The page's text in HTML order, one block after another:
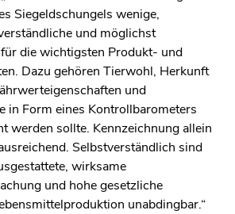
Siegeldschungels wenige,
und möglichst
die wichtigsten Produkt- und
Dazu gehören Tierwohl, Herkunft
und
in Form eines Kontrollbarometers
werden sollte. Kennzeichnung allein
Selbstverständlich sind
wirksame
und hohe gesetzliche
unabdingbar.“